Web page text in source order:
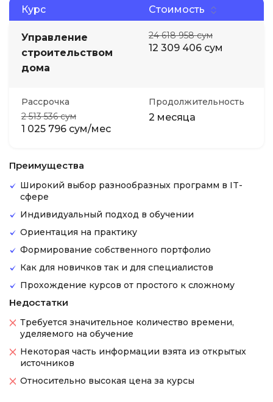
Курс Стоимость
Управление
строительством
дома
24 618 958 сум
12 309 406 сум
Рассрочка
2 513 536 сум
1 025 796 сум/мес
Продолжительность
2 месяца
Преимущества
Широкий выбор разнообразных программ в IT-
сфере
Индивидуальный подход в обучении
Ориентация на практику
Формирование собственного портфолио
Как для новичков так и для специалистов
Прохождение курсов от простого к сложному
Недостатки
Требуется значительное количество времени,
уделяемого на обучение
Некоторая часть информации взята из открытых
источников
Относительно высокая цена за курсы